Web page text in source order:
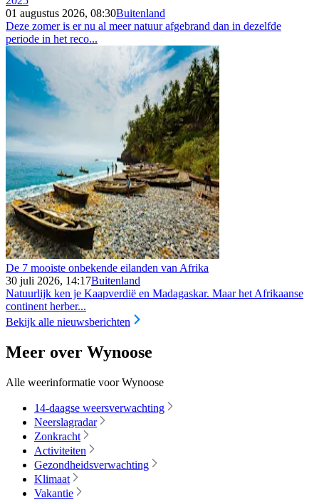
01 augustus 2026, 08:30Buitenland
Deze zomer is er nu al meer natuur afgebrand dan in dezelfde
periode in het reco...
De 7 mooiste onbekende eilanden van Afrika
30 juli 2026, 14:17Buitenland
Natuurlijk ken je Kaapverdië en Madagaskar. Maar het Afrikaanse
continent herber...
Bekijk alle nieuwsberichten
Meer over Wynoose
Alle weerinformatie voor Wynoose
14-daagse weersverwachting
Neerslagradar
Zonkracht
Activiteiten
Gezondheidsverwachting
Klimaat
Vakantie